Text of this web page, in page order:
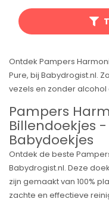
Ontdek Pampers
Pure, bij Babydrogist.nl.
vezels en zonder alcohol
Pampers
Billendoekjes
Babydoekjes
Ontdek de beste
Babydrogist.nl. Deze
zijn gemaakt van 100%
zachte en effectieve